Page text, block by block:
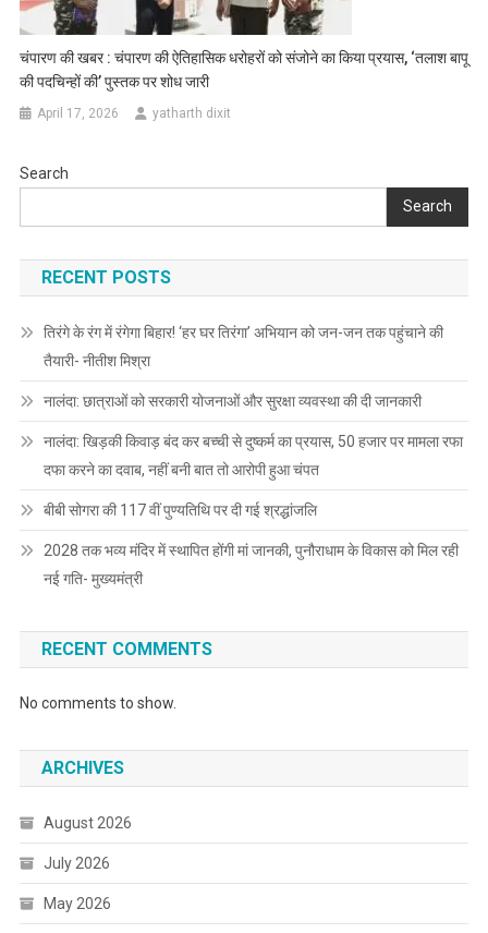
चंपारण की खबर : चंपारण की ऐतिहासिक धरोहरों को संजोने का किया प्रयास, ‘तलाश बापू
की पदचिन्हों की’ पुस्तक पर शोध जारी
April 17, 2026 yatharth dixit
Search
Search
RECENT POSTS
तिरंगे के रंग में रंगेगा बिहार! ‘हर घर तिरंगा’ अभियान को जन-जन तक पहुंचाने की
तैयारी- नीतीश मिश्रा
नालंदा: छात्राओं को सरकारी योजनाओं और सुरक्षा व्यवस्था की दी जानकारी
नालंदा: खिड़की किवाड़ बंद कर बच्ची से दुष्कर्म का प्रयास, 50 हजार पर मामला रफा
दफा करने का दवाब, नहीं बनी बात तो आरोपी हुआ चंपत
बीबी सोगरा की 117 वीं पुण्यतिथि पर दी गई श्रद्धांजलि
2028 तक भव्य मंदिर में स्थापित होंगी मां जानकी, पुनौराधाम के विकास को मिल रही
नई गति- मुख्यमंत्री
RECENT COMMENTS
No comments to show.
ARCHIVES
August 2026
July 2026
May 2026